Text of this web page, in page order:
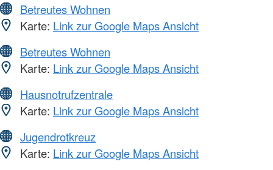
Betreutes Wohnen
Karte: Link zur Google Maps Ansicht
Betreutes Wohnen
Karte: Link zur Google Maps Ansicht
Hausnotrufzentrale
Karte: Link zur Google Maps Ansicht
Jugendrotkreuz
Karte: Link zur Google Maps Ansicht